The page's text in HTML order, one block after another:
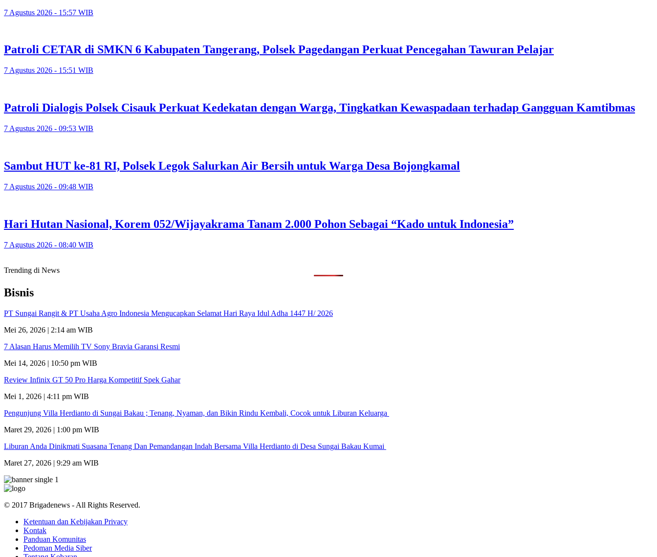
7 Agustus 2026 - 15:57 WIB
Patroli CETAR di SMKN 6 Kabupaten Tangerang, Polsek Pagedangan Perkuat Pencegahan Tawuran Pelajar
7 Agustus 2026 - 15:51 WIB
Patroli Dialogis Polsek Cisauk Perkuat Kedekatan dengan Warga, Tingkatkan Kewaspadaan terhadap Gangguan Kamtibmas
7 Agustus 2026 - 09:53 WIB
Sambut HUT ke-81 RI, Polsek Legok Salurkan Air Bersih untuk Warga Desa Bojongkamal
7 Agustus 2026 - 09:48 WIB
Hari Hutan Nasional, Korem 052/Wijayakrama Tanam 2.000 Pohon Sebagai “Kado untuk Indonesia”
7 Agustus 2026 - 08:40 WIB
Trending di News
Bisnis
PT Sungai Rangit & PT Usaha Agro Indonesia Mengucapkan Selamat Hari Raya Idul Adha 1447 H/ 2026
Mei 26, 2026 | 2:14 am WIB
7 Alasan Harus Memilih TV Sony Bravia Garansi Resmi
Mei 14, 2026 | 10:50 pm WIB
Review Infinix GT 50 Pro Harga Kompetitif Spek Gahar
Mei 1, 2026 | 4:11 pm WIB
Pengunjung Villa Herdianto di Sungai Bakau ; Tenang, Nyaman, dan Bikin Rindu Kembali, Cocok untuk Liburan Keluarga
Maret 29, 2026 | 1:00 pm WIB
Liburan Anda Dinikmati Suasana Tenang Dan Pemandangan Indah Bersama Villa Herdianto di Desa Sungai Bakau Kumai
Maret 27, 2026 | 9:29 am WIB
© 2017 Brigadenews - All Rights Reserved.
Ketentuan dan Kebijakan Privacy
Kontak
Panduan Komunitas
Pedoman Media Siber